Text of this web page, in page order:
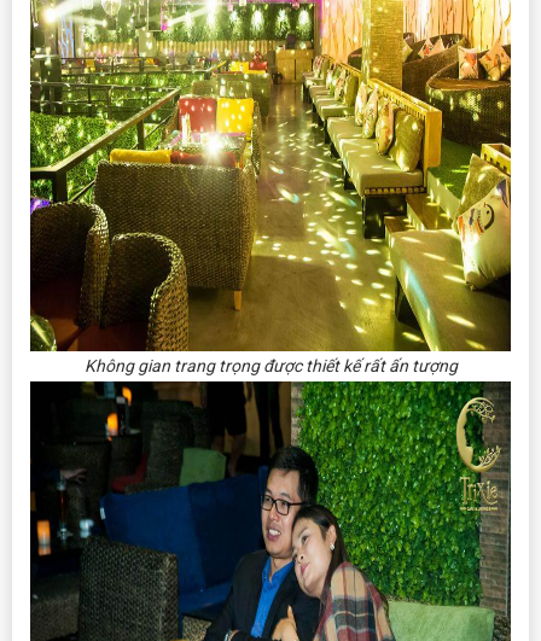
Không gian trang trọng được thiết kế rất ấn tượng